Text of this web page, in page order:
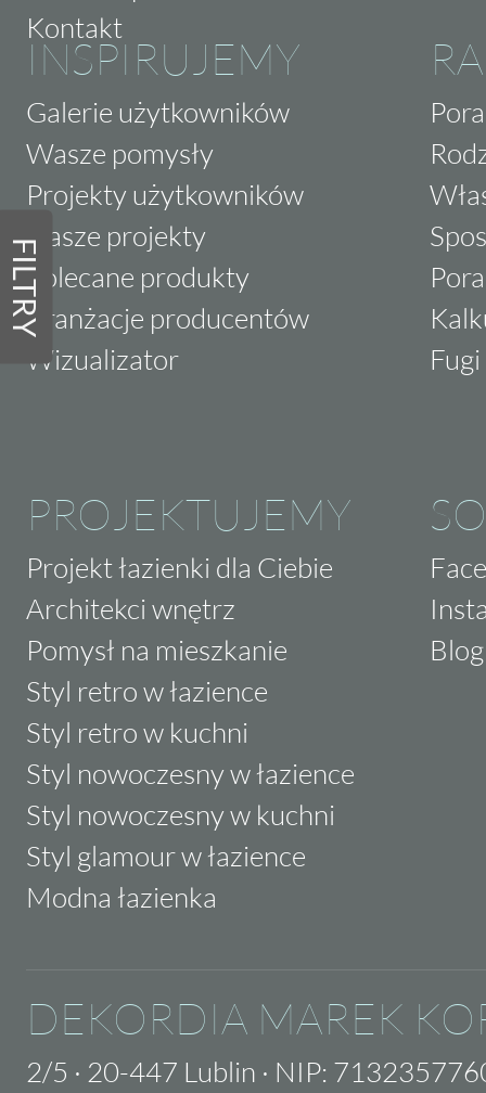
FILTRY
Kontakt
INSPIRUJEMY
Galerie użytkowników
Wasze pomysły
Projekty użytkowników
Nasze projekty
Polecane produkty
Aranżacje producentów
Wizualizator
PROJEKTUJEMY
Projekt łazienki dla Ciebie
Architekci wnętrz
Pomysł na mieszkanie
Styl retro w łazience
Styl retro w kuchni
Styl nowoczesny w łazience
Styl nowoczesny w kuchni
Styl glamour w łazience
Modna łazienka
Blog
DEKORDIA MAREK
2/5 · 20-447 Lublin · NIP: